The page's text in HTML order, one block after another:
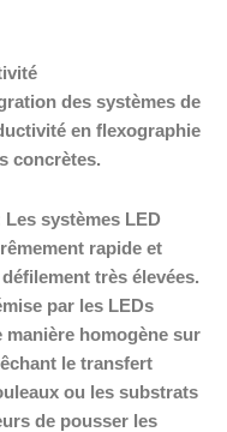
des systèmes de
en flexographie
concrètes.
Les systèmes LED
rapide et
très élevées.
par les LEDs
manière homogène sur
le transfert
ou les substrats
de pousser les